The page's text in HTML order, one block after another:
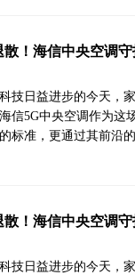
散！海信中央空调
技日益进步的今天，
信5G中央空调作为这
标准，更通过其前沿
散！海信中央空调
技日益进步的今天，